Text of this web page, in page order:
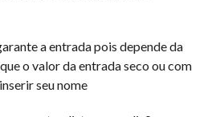
a entrada pois depende da
o valor da entrada seco ou com
seu nome